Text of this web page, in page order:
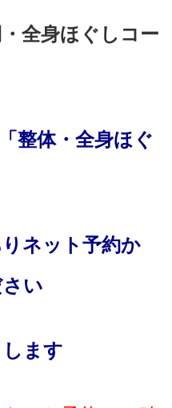
全身ほぐしコー
体・全身ほぐ
ネット予約か
い
ます